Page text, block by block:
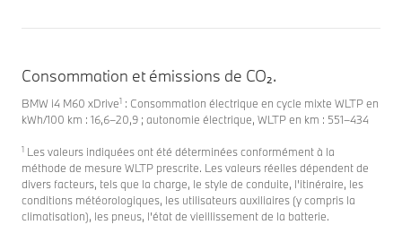
Consommation et émissions de CO₂.
BMW i4 M60 xDrive1 : Consommation électrique en cycle mixte WLTP en
kWh/100 km : 16,6–20,9 ; autonomie électrique, WLTP en km : 551–434
1 Les valeurs indiquées ont été déterminées conformément à la
méthode de mesure WLTP prescrite. Les valeurs réelles dépendent de
divers facteurs, tels que la charge, le style de conduite, l'itinéraire, les
conditions météorologiques, les utilisateurs auxiliaires (y compris la
climatisation), les pneus, l'état de vieillissement de la batterie.